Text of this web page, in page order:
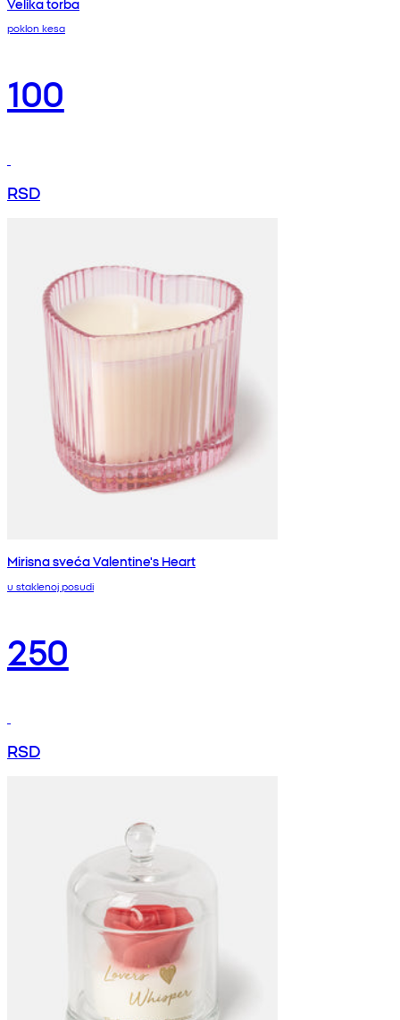
poklon kesa
100
RSD
Mirisna sveća Valentine's Heart
u staklenoj posudi
250
RSD